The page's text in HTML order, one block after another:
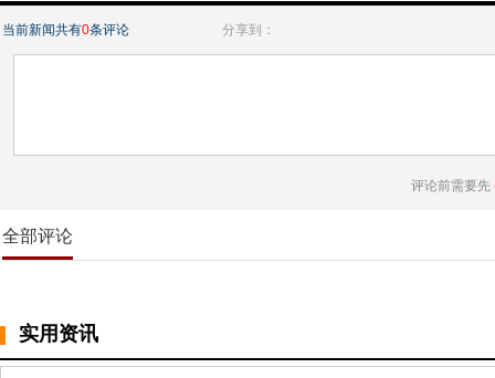
当前新闻共有0条评论 分享到：
评论前需要先
全部评论
实用资讯